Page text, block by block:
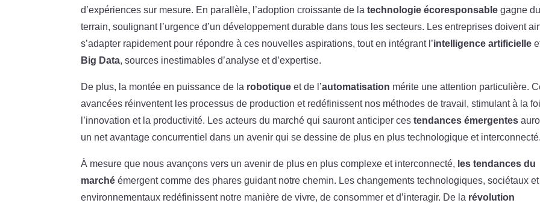
d’expériences sur mesure. En parallèle, l’adoption croissante de latechnologie écoresponsable gagne
terrain, soulignant l’urgence d’un développement durable dans tous les secteurs. Les entreprises doivent
s’adapter rapidement pour répondre à ces nouvelles aspirations, tout en intégrant l’intelligence artificielle
Big Data, sources inestimables d’analyse et d’expertise.
De plus, la montée en puissance de la robotique et de l’automatisation mérite une attention particulière.
avancées réinventent les processus de production et redéfinissent nos méthodes de travail, stimulant à la
l’innovation et la productivité. Les acteurs du marché qui sauront anticiper cestendances émergentes
un net avantage concurrentiel dans un avenir qui se dessine de plus en plus technologique et
À mesure que nous avançons vers un avenir de plus en plus complexe et interconnecté, les tendances du
marché émergent comme des phares guidant notre chemin. Les changements technologiques, sociétaux et
environnementaux redéfinissent notre manière de vivre, de consommer et d’interagir. De la révolution